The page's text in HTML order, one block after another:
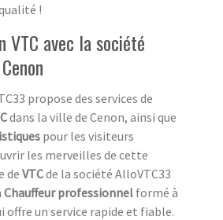
!
VTC avec la société
propose des services de
dans la ville de Cenon, ainsi que
pour les visiteurs
les merveilles de cette
de VTCde la société AlloVTC33
Chauffeur professionnel formé à
offre un service rapide et fiable.